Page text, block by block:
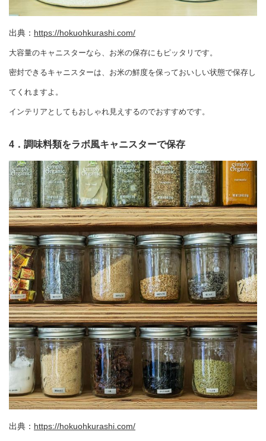
出典： https://hokuohkurashi.com/
大容量のキャニスターなら、お米の保存にもピッタリです。
密封できるキャニスターは、お米の鮮度を保っておいしい状態で保存し
てくれますよ。
インテリアとしてもおしゃれ見えするのでおすすめです。
4．調味料類をラボ風キャニスターで保存
出典： https://hokuohkurashi.com/